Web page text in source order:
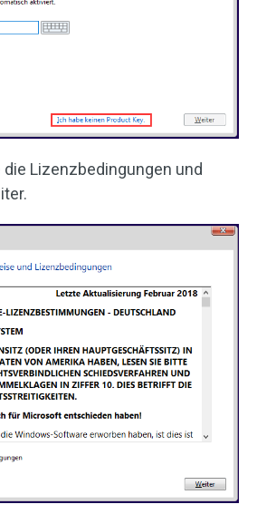
Lizenzbedingungen und